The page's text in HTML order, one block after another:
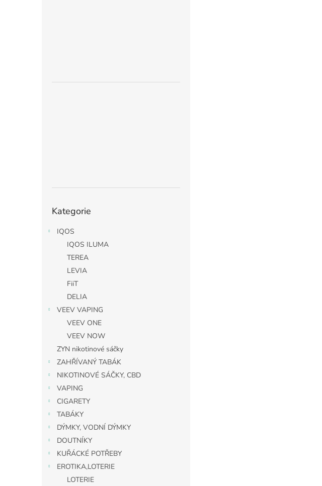
kategorie
Kategorie
IQOS
IQOS ILUMA
TEREA
LEVIA
FiiT
DELIA
VEEV VAPING
VEEV ONE
VEEV NOW
ZYN nikotinové sáčky
ZAHŘÍVANÝ TABÁK
NIKOTINOVÉ SÁČKY, CBD
VAPING
CIGARETY
TABÁKY
DÝMKY, VODNÍ DÝMKY
DOUTNÍKY
KUŘÁCKÉ POTŘEBY
EROTIKA,LOTERIE
LOTERIE